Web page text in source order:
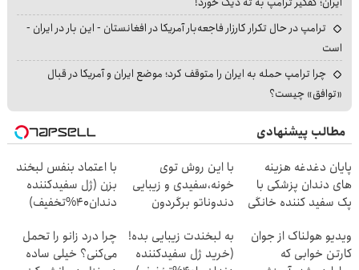
ترامپ در حال تکرار کارزار فاجعه‌بار آمریکا در افغانستان - این بار در ایران -
است
چرا ترامپ حمله به ایران را متوقف کرد؛ موضع ایران و آمریکا در قبال
«توافق» چیست؟
مطالب پیشنهادی
پایان دغدغه هزینه
های دندان پزشکی با
پک سفید کننده خانگی
با این روش توی
خونه،سفیدی و زیبایی
دندوناتو برگردون
با اعتماد بنفس لبخند
بزن (ژل سفیدکننده
دندان40%تخفیف)
ویدیو هولناک از جوان
کارتن خوابی که
به لبخندت زیبایی بده!
(خرید ژل سفیدکننده
چرا درد زانو را تحمل
می‌کنی؟ خیلی ساده